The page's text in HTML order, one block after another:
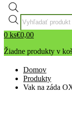
Products
search
0 ks€0,00
Žiadne produkty v
Domov
Produkty
Vak na záda